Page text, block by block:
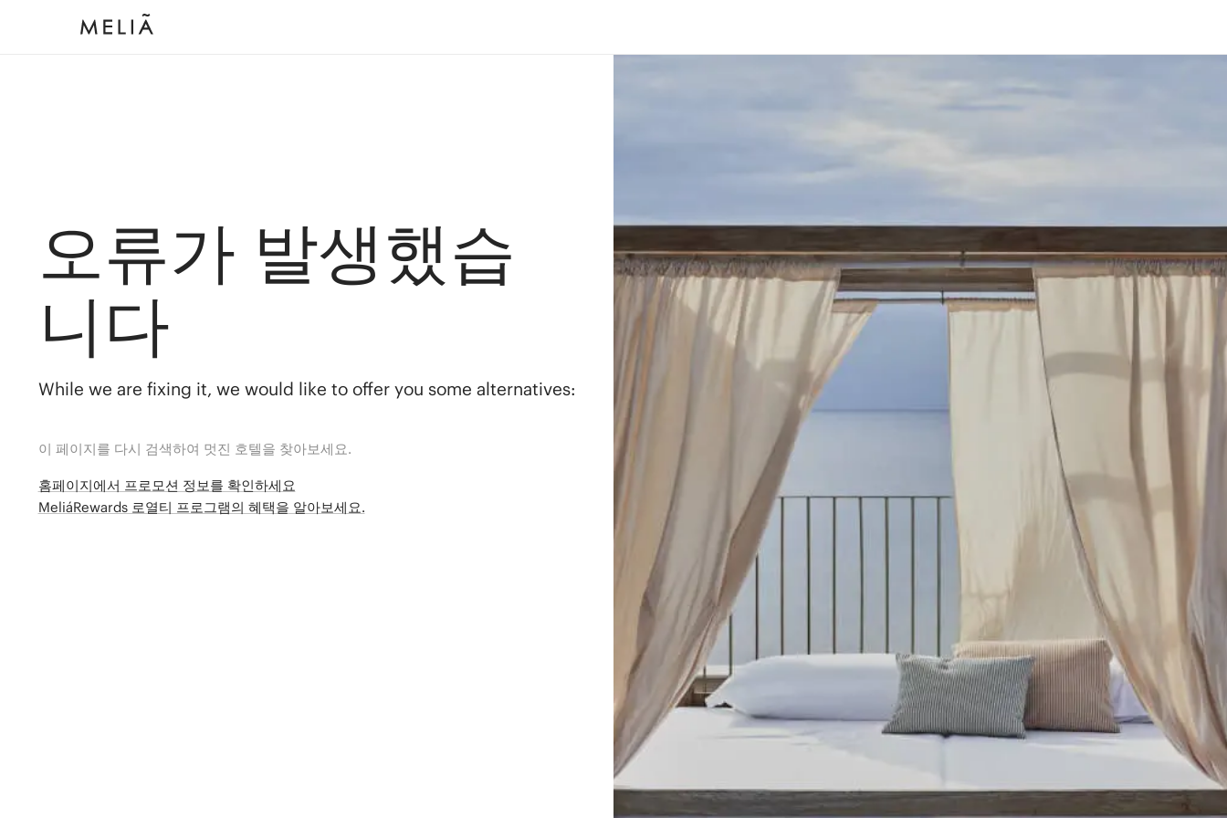
오류가 발생했습
니다
While we are fixing it, we would like to offer you some alternatives:
이 페이지를 다시 검색하여 멋진 호텔을 찾아보세요.
홈페이지에서 프로모션 정보를 확인하세요
MeliáRewards 로열티 프로그램의 혜택을 알아보세요.